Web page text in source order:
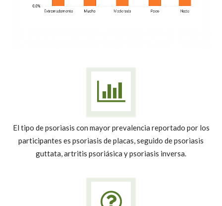
El tipo de psoriasis con mayor prevalencia reportado por los
participantes es psoriasis de placas, seguido de psoriasis
guttata, artritis psoriásica y psoriasis inversa.